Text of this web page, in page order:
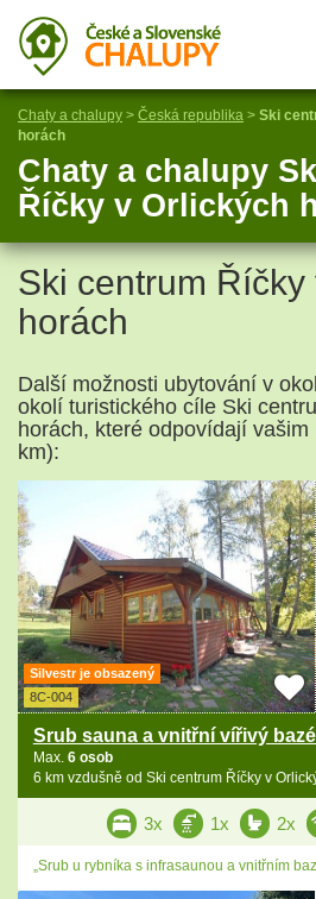
Chaty a chalupy > Česká republika > Ski
horách
Chaty a chalupy
Říčky v Orlických
Ski centrum Říčky
horách
Další možnosti ubytování v
okolí turistického cíle Ski
horách, které odpovídají
km):
Silvestr je obsazený
8C-004
Srub sauna a vnitřní vířivý
Max. 6 osob
6 km vzdušně od Ski centrum Říčky v
3x 1x 2x
„Srub u rybníka s infrasaunou a vnitřním